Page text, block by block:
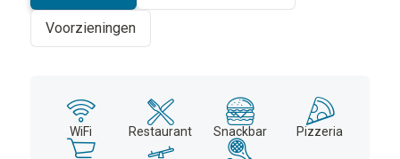
Voorzieningen
WiFi Restaurant Snackbar Pizzeria